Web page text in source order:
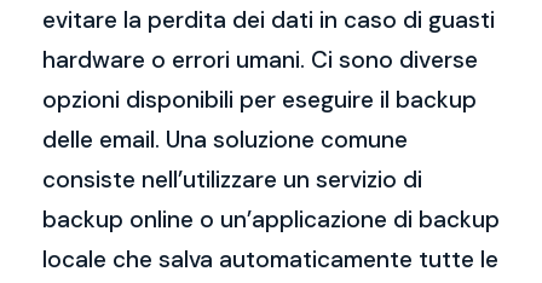
evitare la perdita dei dati in caso di guasti
hardware o errori umani. Ci sono diverse
opzioni disponibili per eseguire il backup
delle email. Una soluzione comune
consiste nell’utilizzare un servizio di
backup online o un’applicazione di backup
locale che salva automaticamente tutte le